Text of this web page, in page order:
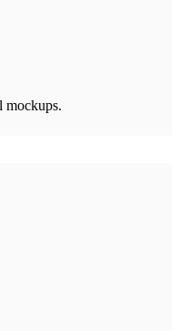
mockups.